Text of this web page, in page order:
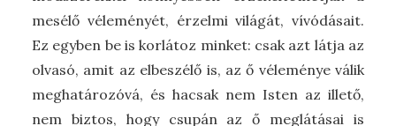
mesélő véleményét, érzelmi világát, vívódásait.
Ez egyben be is korlátoz minket: csak azt látja az
olvasó, amit az elbeszélő is, az ő véleménye válik
meghatározóvá, és hacsak nem Isten az illető,
nem biztos, hogy csupán az ő meglátásai is